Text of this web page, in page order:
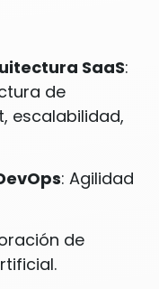
SaaS:
de
escalabilidad,
: Agilidad
de